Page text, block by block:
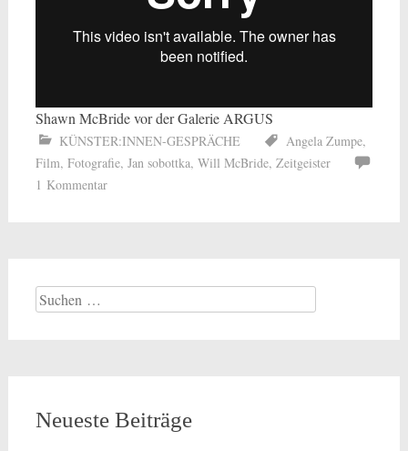
Shawn McBride vor der Galerie ARGUS
KÜNSTER:INNEN-GESPRÄCHE Angela Zumpe,
Film, Fotografie, Jan sobottka, Will McBride, Zeitgeister
1 Kommentar
Suchen
nach:
Neueste Beiträge